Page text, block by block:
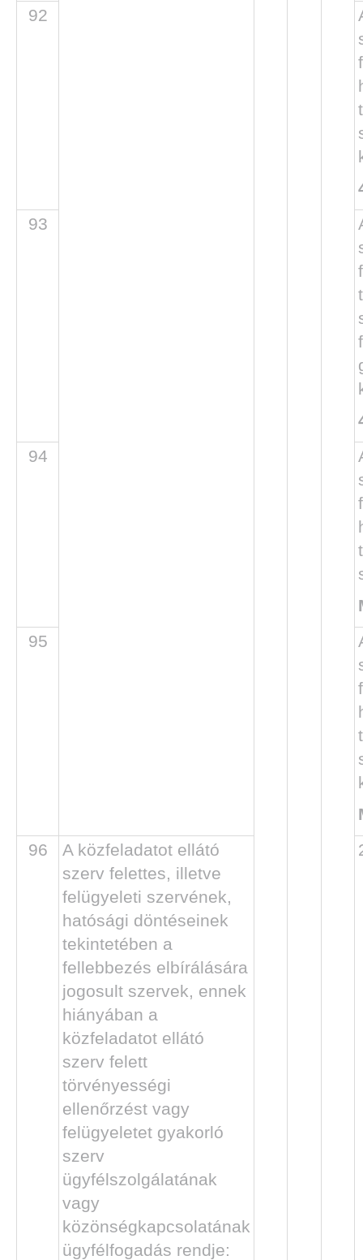
92
93
94
95
96
A közfeladatot ellátó
szerv felettes, illetve
felügyeleti szervének,
hatósági döntéseinek
tekintetében a
fellebbezés elbírálására
jogosult szervek, ennek
hiányában a
közfeladatot ellátó
szerv felett
törvényességi
ellenőrzést vagy
felügyeletet gyakorló
szerv
ügyfélszolgálatának
vagy
közönségkapcsolatának
ügyfélfogadás rendje: